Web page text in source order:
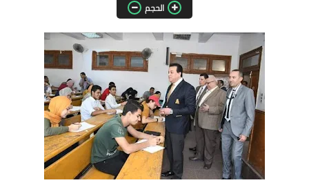
مقالات واراء
محافظات
القاهرة
القليوبية
الجيزة
الاسكندرية
الحجم